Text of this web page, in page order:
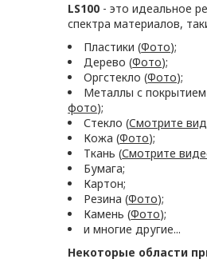
LS100 - это идеальное
спектра материалов,
Пластики (Фото);
Дерево (Фото);
Оргстекло (Фото);
Металлы с
фото);
Стекло (Cмотрите
Кожа (Фото);
Ткань (Смотрите
Бумага;
Картон;
Резина (Фото);
Камень (Фото);
и многие другие...
Некоторые области